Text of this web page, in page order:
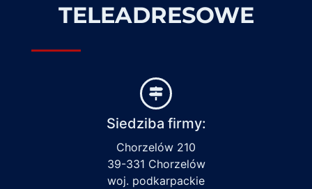
TELEADRESOWE
Siedziba firmy:
Chorzelów 210
39-331 Chorzelów
woj. podkarpackie